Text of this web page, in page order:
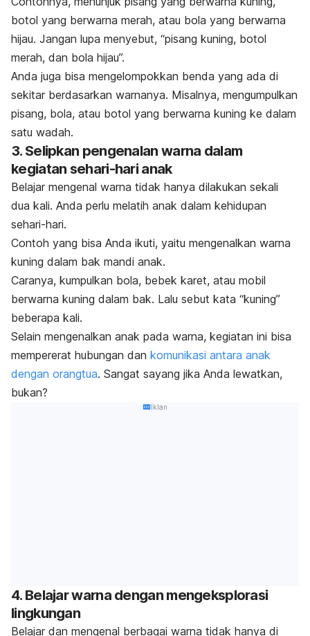
botol yang berwarna merah, atau bola yang berwarna
hijau. Jangan lupa menyebut, “pisang kuning, botol
merah, dan bola hijau”.
Anda juga bisa mengelompokkan benda yang ada di
sekitar berdasarkan warnanya. Misalnya, mengumpulkan
pisang, bola, atau botol yang berwarna kuning ke dalam
satu wadah.
3. Selipkan pengenalan warna dalam
kegiatan sehari-hari anak
Belajar mengenal warna tidak hanya dilakukan sekali
dua kali. Anda perlu melatih anak dalam kehidupan
sehari-hari.
Contoh yang bisa Anda ikuti, yaitu mengenalkan warna
kuning dalam bak mandi anak.
Caranya, kumpulkan bola, bebek karet, atau mobil
berwarna kuning dalam bak. Lalu sebut kata “kuning”
beberapa kali.
Selain mengenalkan anak pada warna, kegiatan ini bisa
mempererat hubungan dan komunikasi antara anak
dengan orangtua. Sangat sayang jika Anda lewatkan,
bukan?
Iklan
4. Belajar warna dengan mengeksplorasi
lingkungan
Belajar dan mengenal berbagai warna tidak hanya di